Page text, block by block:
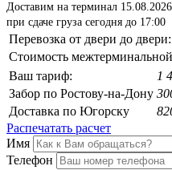
Доставим на терминал
при сдаче груза сегодня до 17:00
Перевозка от двери до двери:
Стоимость
Ваш тариф:
1
Забор по Ростову-на-Дону
Доставка по Югорску
Распечатать расчет
Имя
Телефон